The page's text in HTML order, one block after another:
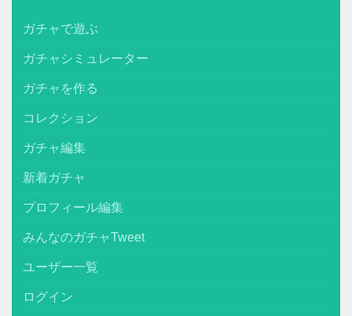
ガチャで遊ぶ
ガチャシミュレーター
ガチャを作る
コレクション
ガチャ編集
新着ガチャ
プロフィール編集
みんなのガチャTweet
ユーザー一覧
ログイン